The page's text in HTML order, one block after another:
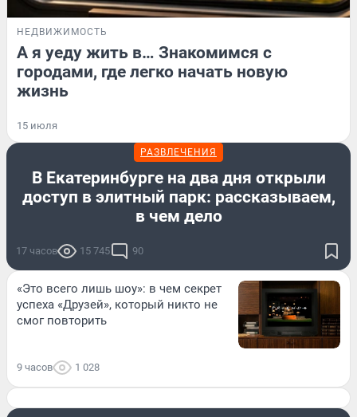
НЕДВИЖИМОСТЬ
А я уеду жить в… Знакомимся с
городами, где легко начать новую
жизнь
15 июля
РАЗВЛЕЧЕНИЯ
В Екатеринбурге на два дня открыли
доступ в элитный парк: рассказываем,
в чем дело
17 часов 15 745 90
«Это всего лишь шоу»: в чем секрет
успеха «Друзей», который никто не
смог повторить
9 часов 1 028